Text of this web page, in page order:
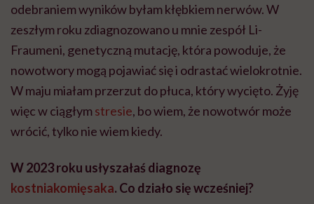
odebraniem wyników byłam kłębkiem nerwów. W
zeszłym roku zdiagnozowano u mnie zespół Li-
Fraumeni, genetyczną mutację, która powoduje, że
nowotwory mogą pojawiać się i odrastać wielokrotnie.
W maju miałam przerzut do płuca, który wycięto. Żyję
więc w ciągłymstresie, bo wiem, że nowotwór może
wrócić, tylko nie wiem kiedy.
W 2023 roku usłyszałaś diagnozę
kostniakomięsaka. Co działo się wcześniej?